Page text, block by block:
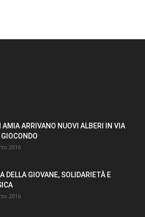
AMIA ARRIVANO NUOVI ALBERI IN VIA
GIOCONDO
2016
DELLA GIOVANE, SOLIDARIETÀ E
2016